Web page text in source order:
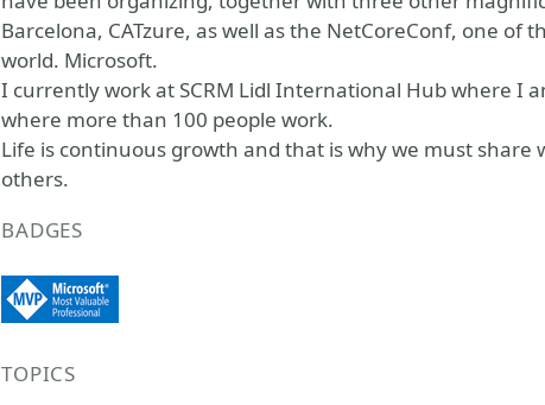
Barcelona, ​​CATzure, as well as the NetCoreConf, one of
world. Microsoft.
I currently work at SCRM Lidl International Hub where I
where more than 100 people work.
Life is continuous growth and that is why we must
others.
BADGES
TOPICS